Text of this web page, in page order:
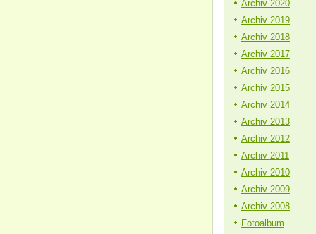
Archiv 2020
Archiv 2019
Archiv 2018
Archiv 2017
Archiv 2016
Archiv 2015
Archiv 2014
Archiv 2013
Archiv 2012
Archiv 2011
Archiv 2010
Archiv 2009
Archiv 2008
Fotoalbum